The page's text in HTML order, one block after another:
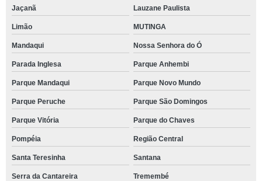
Jaçanã Lauzane Paulista
Limão MUTINGA
Mandaqui Nossa Senhora do Ó
Parada Inglesa Parque Anhembi
Parque Mandaqui Parque Novo Mundo
Parque Peruche Parque São Domingos
Parque Vitória Parque do Chaves
Pompéia Região Central
Santa Teresinha Santana
Serra da Cantareira Tremembé